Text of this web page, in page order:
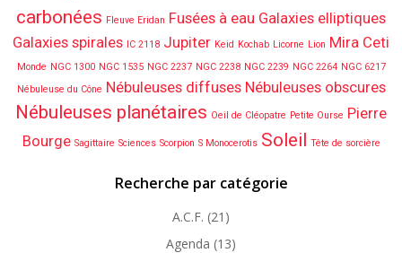
carbonées Fleuve Eridan Fusées à eau Galaxies elliptiques
Galaxies spirales IC 2118 Jupiter Keid Kochab Licorne Lion Mira Ceti
Monde NGC 1300 NGC 1535 NGC 2237 NGC 2238 NGC 2239 NGC 2264 NGC 6217
Nébuleuse du Cône Nébuleuses diffuses Nébuleuses obscures
Nébuleuses planétaires Oeil de Cléopatre Petite Ourse Pierre
Bourge Sagittaire Sciences Scorpion S Monocerotis Soleil Tête de sorcière
Recherche par catégorie
A.C.F. (21)
Agenda (13)